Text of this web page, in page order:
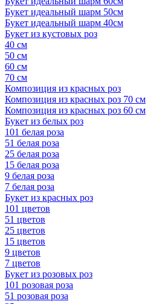
Букет идеальный шарм 50см
Букет идеальный шарм 40см
Букет из кустовых роз
40 см
50 см
60 см
70 см
Композиция из красных роз
Композиция из красных роз 70 см
Композиция из красных роз 60 см
Букет из белых роз
101 белая роза
51 белая роза
25 белая роза
15 белая роза
9 белая роза
7 белая роза
Букет из красных роз
101 цветов
51 цветов
25 цветов
15 цветов
9 цветов
7 цветов
Букет из розовых роз
101 розовая роза
51 розовая роза